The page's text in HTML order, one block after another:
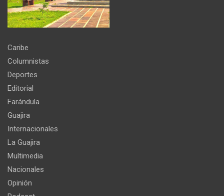
Caribe
Columnistas
Deportes
Editorial
Farándula
Guajira
Internacionales
La Guajira
Multimedia
Nacionales
Opinión